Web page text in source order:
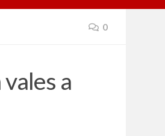
0
a